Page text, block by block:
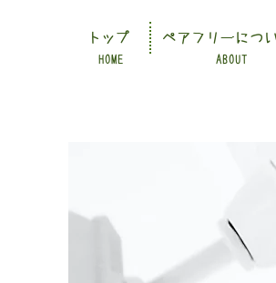
HOME ABOUT
トップ ペアフリーにつ